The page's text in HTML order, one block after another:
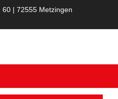
60 | 72555 Metzingen